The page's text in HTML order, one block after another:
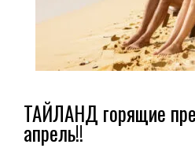
ТАЙЛАНД горящие
апрель!!